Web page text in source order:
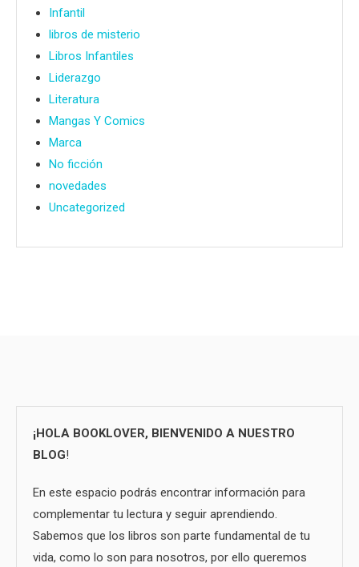
Infantil
libros de misterio
Libros Infantiles
Liderazgo
Literatura
Mangas Y Comics
Marca
No ficción
novedades
Uncategorized
¡HOLA BOOKLOVER, BIENVENIDO A NUESTRO
BLOG!
En este espacio podrás encontrar información para
complementar tu lectura y seguir aprendiendo.
Sabemos que los libros son parte fundamental de tu
vida, como lo son para nosotros, por ello queremos